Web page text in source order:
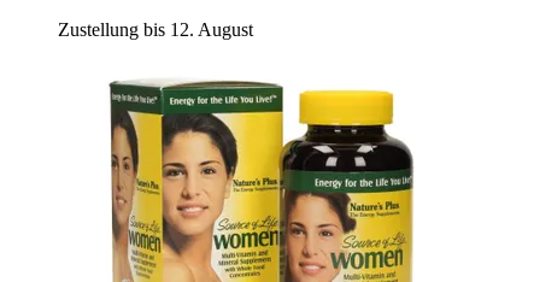
Zustellung bis 12. August